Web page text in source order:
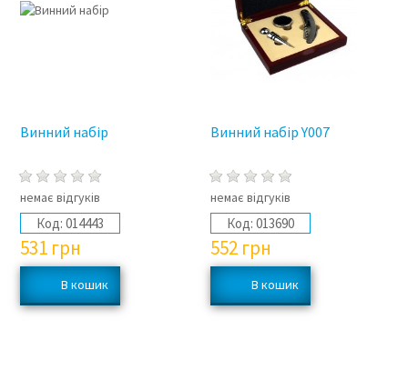
Винний набір
немає відгуків
Код: 014443
531 грн
Винний набір Y007
немає відгуків
Код: 013690
552 грн